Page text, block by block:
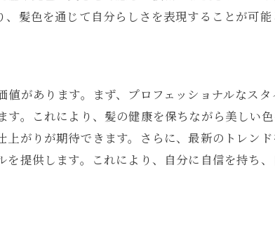
を家庭で活用
九州市の美容室のヘアカラー技術
ーはこれ！
で先取りする方法
えておくべきカラー
り入れたカラー提案
髪色を通じて自分らしさを表現することが可能
があります。まず、プロフェッショナルなスタ
。これにより、髪の健康を保ちながら美しい
がりが期待できます。さらに、最新のトレン
提供します。これにより、自分に自信を持ち